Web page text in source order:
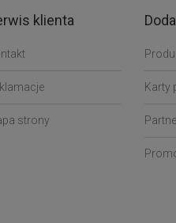
klienta
strony
Karty